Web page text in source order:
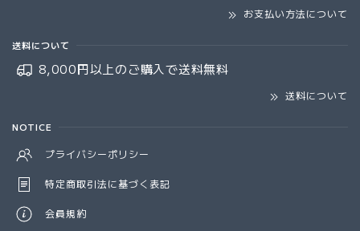
お支払い方法について
送料について
8,000円以上のご購入で送料無料
送料について
NOTICE
プライバシーポリシー
特定商取引法に基づく表記
会員規約